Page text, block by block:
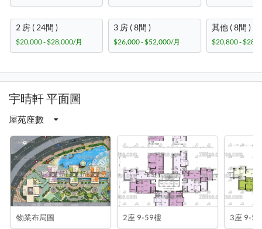
2 房 ( 24間 )
$20,000 - $28,000/月
3 房 ( 8間 )
$26,000 - $52,000/月
其他 ( 8間 )
$20,800 -
宇晴軒 平面圖
屋苑座數
物業布局圖 2座 9-59樓 3座 9-